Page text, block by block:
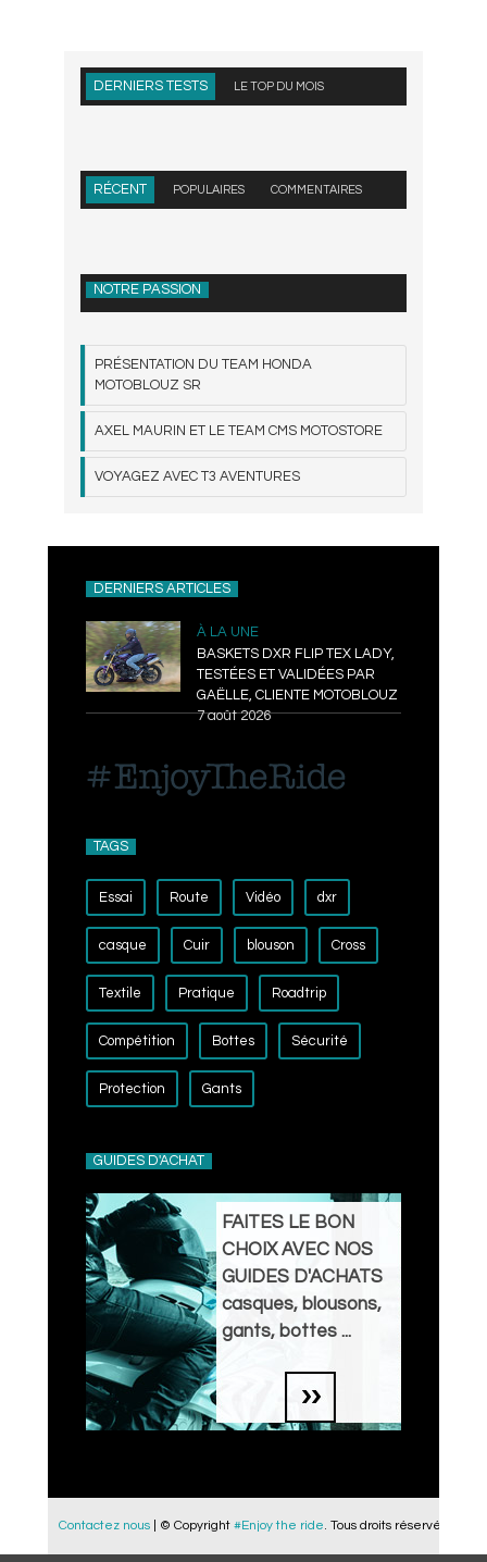
DERNIERS TESTS LE TOP DU MOIS
RÉCENT POPULAIRES COMMENTAIRES
NOTRE PASSION
PRÉSENTATION DU TEAM HONDA
MOTOBLOUZ SR
AXEL MAURIN ET LE TEAM CMS MOTOSTORE
VOYAGEZ AVEC T3 AVENTURES
DERNIERS ARTICLES
À LA UNE
BASKETS DXR FLIP TEX LADY,
TESTÉES ET VALIDÉES PAR
GAËLLE, CLIENTE MOTOBLOUZ
7 août 2026
TAGS
Essai Route Vidéo dxr
casque Cuir blouson Cross
Textile Pratique Roadtrip
Compétition Bottes Sécurité
Protection Gants
GUIDES D'ACHAT
FAITES LE BON
CHOIX AVEC NOS
GUIDES D'ACHATS
casques, blousons,
gants, bottes ...
Contactez nous | © Copyright #Enjoy the ride. Tous droits réservés.